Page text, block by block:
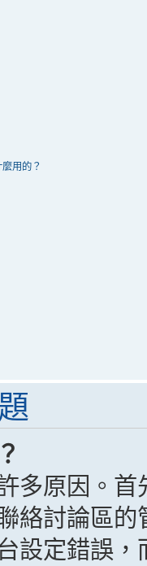
用的？
多原因。
絡討論區
設定錯誤